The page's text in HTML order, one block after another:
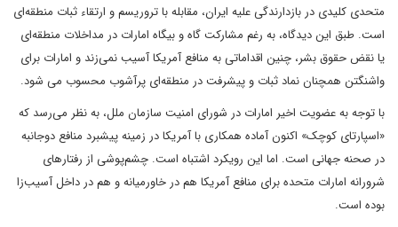
متحدی کلیدی در بازدارندگی علیه ایران، مقابله با تروریسم و ارتقاء ثبات منطقه‌ای
است. طبق این دیدگاه، به رغم مشارکت گاه و بیگاه امارات در مداخلات منطقه‌ای
یا نقض حقوق بشر، چنین اقداماتی به منافع آمریکا آسیب نمی‌زند و امارات برای
واشنگتن همچنان نماد ثبات و پیشرفت در منطقه‌ای پرآشوب محسوب می شود.
با توجه به عضویت اخیر امارات در شورای امنیت سازمان ملل، به نظر می‌رسد که
«اسپارتای کوچک» اکنون آماده همکاری با آمریکا در زمینه پیشبرد منافع دوجانبه
در صحنه‌ جهانی است. اما این رویکرد اشتباه است. چشم‌پوشی از رفتارهای
شرورانه امارات متحده برای منافع آمریکا هم در خاورمیانه و هم در داخل آسیب‌زا
بوده است.